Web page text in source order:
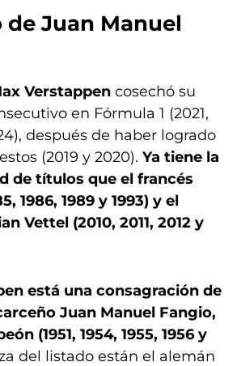
Juan Manuel
Verstappen cosechó su
en Fórmula 1 (2021,
después de haber logrado
(2019 y 2020). Ya tiene la
de títulos que el francés
1986, 1989 y 1993) y el
Vettel (2010, 2011, 2012 y
está una consagración de
Juan Manuel Fangio,
(1951, 1954, 1955, 1956 y
del listado están el alemán